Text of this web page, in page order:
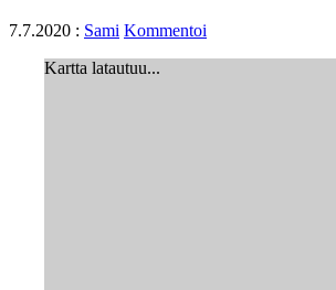
7.7.2020 : Sami Kommentoi
Kartta latautuu...